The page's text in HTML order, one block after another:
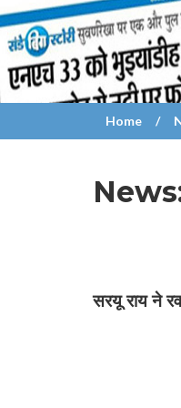
Home
सरयू राय ने